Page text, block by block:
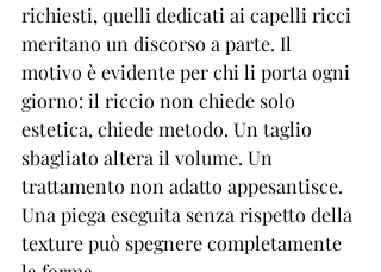
richiesti, quelli dedicati ai capelli ricci
meritano un discorso a parte. Il
motivo è evidente per chi li porta ogni
giorno: il riccio non chiede solo
estetica, chiede metodo. Un taglio
sbagliato altera il volume. Un
trattamento non adatto appesantisce.
Una piega eseguita senza rispetto della
texture può spegnere completamente